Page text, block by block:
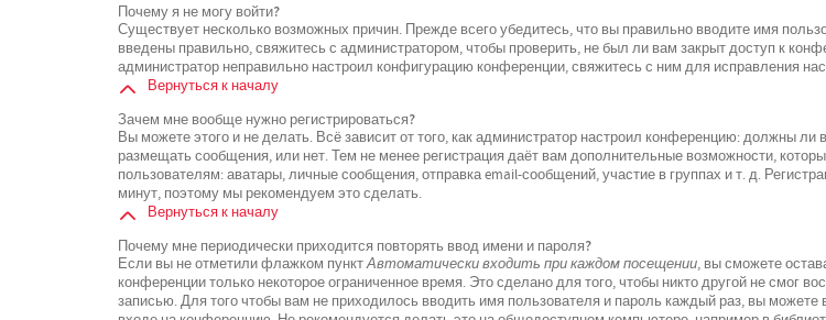
Почему я не могу войти?
Существует несколько возможных причин. Прежде всего убедитесь, что вы правильно вводите имя
введены правильно, свяжитесь с администратором, чтобы проверить, не был ли вам закрыт доступ к
администратор неправильно настроил конфигурацию конференции, свяжитесь с ним для исправления
Вернуться к началу
Зачем мне вообще нужно регистрироваться?
Вы можете этого и не делать. Всё зависит от того, как администратор настроил конференцию: должны ли
размещать сообщения, или нет. Тем не менее регистрация даёт вам дополнительные возможности,
пользователям: аватары, личные сообщения, отправка email-сообщений, участие в группах и т. д.
минут, поэтому мы рекомендуем это сделать.
Вернуться к началу
Почему мне периодически приходится повторять ввод имени и пароля?
Если вы не отметили флажком пунктАвтоматически входить при каждом посещении, вы сможете
конференции только некоторое ограниченное время. Это сделано для того, чтобы никто другой не смог
записью. Для того чтобы вам не приходилось вводить имя пользователя и пароль каждый раз, вы можете